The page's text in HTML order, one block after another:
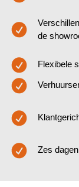
de
Flexibele
Zes